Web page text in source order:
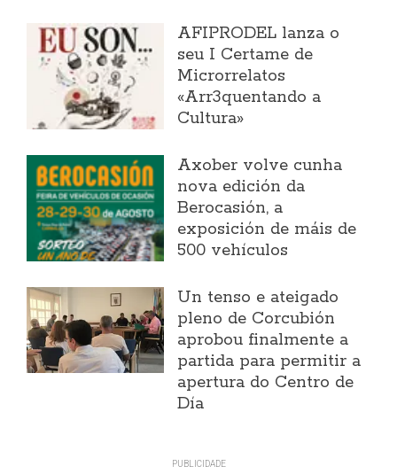
AFIPRODEL lanza o
seu I Certame de
Microrrelatos
«Arr3quentando a
Cultura»
Axober volve cunha
nova edición da
Berocasión, a
exposición de máis de
500 vehículos
Un tenso e ateigado
pleno de Corcubión
aprobou finalmente a
partida para permitir a
apertura do Centro de
Día